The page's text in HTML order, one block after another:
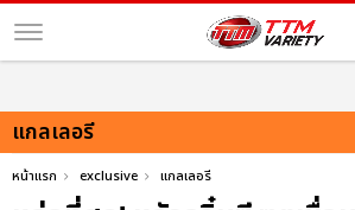
แกลเลอรี
หน้าแรก exclusive แกลเลอรี